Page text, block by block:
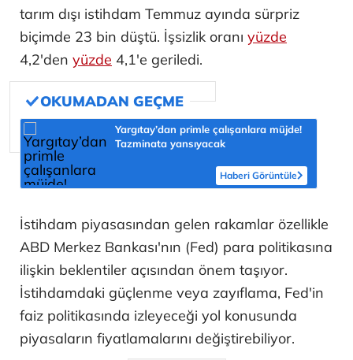
tarım dışı istihdam Temmuz ayında sürpriz
biçimde 23 bin düştü. İşsizlik oranı yüzde
4,2'den yüzde 4,1'e geriledi.
Yargıtay’dan primle çalışanlara müjde!
Tazminata yansıyacak
Haberi Görüntüle
İstihdam piyasasından gelen rakamlar özellikle
ABD Merkez Bankası'nın (Fed) para politikasına
ilişkin beklentiler açısından önem taşıyor.
İstihdamdaki güçlenme veya zayıflama, Fed'in
faiz politikasında izleyeceği yol konusunda
piyasaların fiyatlamalarını değiştirebiliyor.